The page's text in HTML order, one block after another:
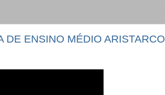
DE ENSINO MÉDIO ARISTARCO